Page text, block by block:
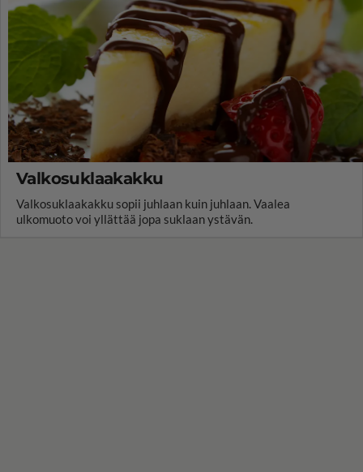
Valkosuklaakakku
Valkosuklaakakku sopii juhlaan kuin juhlaan. Vaalea
ulkomuoto voi yllättää jopa suklaan ystävän.